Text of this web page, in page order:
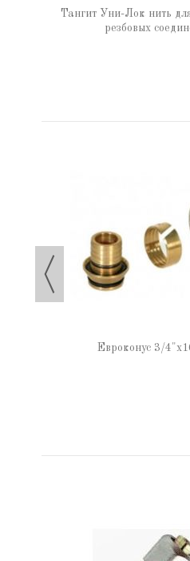
Тангит Уни-Лок нить
резбовых
Евроконус 3/